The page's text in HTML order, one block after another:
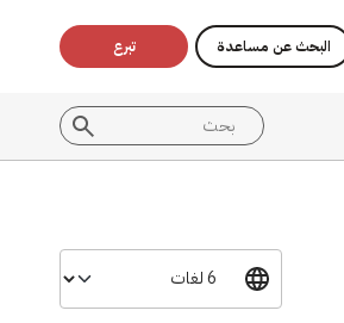
البحث عن مساعدة تبرع